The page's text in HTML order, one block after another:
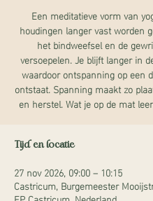
Een meditatieve vorm van
houdingen langer vast worden
het bindweefsel en de
versoepelen. Je blijft langer in
waardoor ontspanning op een
ontstaat. Spanning maakt zo
en herstel. Wat je op de mat
Tijd en locatie
27 nov 2026, 09:00 – 10:15
Castricum, Burgemeester